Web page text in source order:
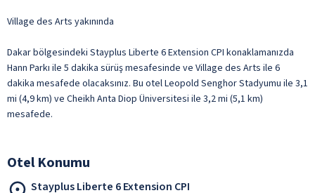
Village des Arts yakınında
Dakar bölgesindeki Stayplus Liberte 6 Extension CPI konaklamanızda
Hann Parkı ile 5 dakika sürüş mesafesinde ve Village des Arts ile 6
dakika mesafede olacaksınız. Bu otel Leopold Senghor Stadyumu ile 3,1
mi (4,9 km) ve Cheikh Anta Diop Üniversitesi ile 3,2 mi (5,1 km)
mesafede.
Otel Konumu
Stayplus Liberte 6 Extension CPI